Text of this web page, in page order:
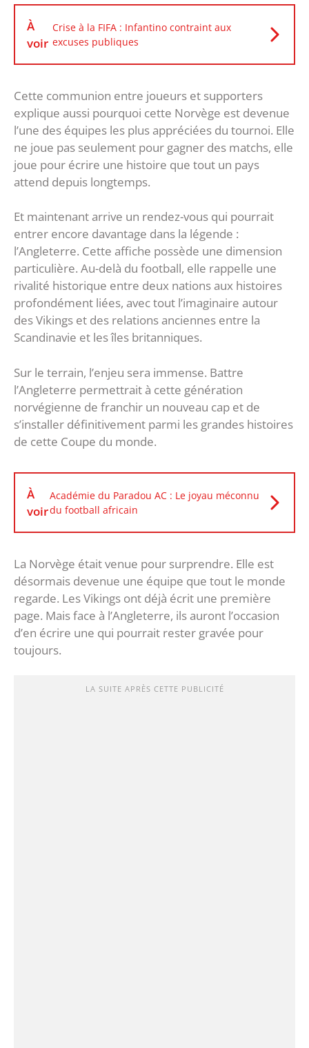
À
voir
Crise à la FIFA : Infantino contraint aux
excuses publiques
Cette communion entre joueurs et supporters
explique aussi pourquoi cette Norvège est devenue
l’une des équipes les plus appréciées du tournoi. Elle
ne joue pas seulement pour gagner des matchs, elle
joue pour écrire une histoire que tout un pays
attend depuis longtemps.
Et maintenant arrive un rendez-vous qui pourrait
entrer encore davantage dans la légende :
l’Angleterre. Cette affiche possède une dimension
particulière. Au-delà du football, elle rappelle une
rivalité historique entre deux nations aux histoires
profondément liées, avec tout l’imaginaire autour
des Vikings et des relations anciennes entre la
Scandinavie et les îles britanniques.
Sur le terrain, l’enjeu sera immense. Battre
l’Angleterre permettrait à cette génération
norvégienne de franchir un nouveau cap et de
s’installer définitivement parmi les grandes histoires
de cette Coupe du monde.
À
voir
Académie du Paradou AC : Le joyau méconnu
du football africain
La Norvège était venue pour surprendre. Elle est
désormais devenue une équipe que tout le monde
regarde. Les Vikings ont déjà écrit une première
page. Mais face à l’Angleterre, ils auront l’occasion
d’en écrire une qui pourrait rester gravée pour
toujours.
LA SUITE APRÈS CETTE PUBLICITÉ